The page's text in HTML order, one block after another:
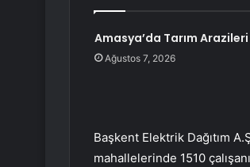
Amasya’da Tarım
Ağustos 7, 2026
Başkent Elektrik Dağıtım
mahallelerinde 1510